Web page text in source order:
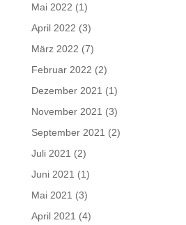
Mai 2022 (1)
April 2022 (3)
März 2022 (7)
Februar 2022 (2)
Dezember 2021 (1)
November 2021 (3)
September 2021 (2)
Juli 2021 (2)
Juni 2021 (1)
Mai 2021 (3)
April 2021 (4)